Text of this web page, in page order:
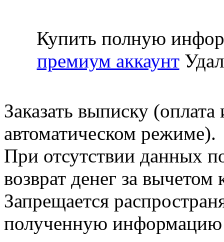
Купить полную
премиум аккаунт
Заказать выписку
автоматическом режиме).
При отсутствии данных
возврат денег за
Запрещается
полученную информацию